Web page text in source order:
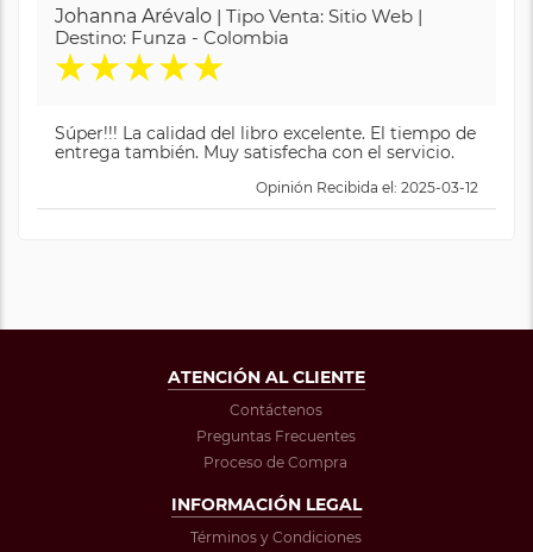
Johanna Arévalo | Tipo Venta: Sitio Web |
Destino: Funza - Colombia
★★★★★
Súper!!! La calidad del libro excelente. El tiempo de
entrega también. Muy satisfecha con el servicio.
Opinión Recibida el: 2025-03-12
ATENCIÓN AL CLIENTE
Contáctenos
Preguntas Frecuentes
Proceso de Compra
INFORMACIÓN LEGAL
Términos y Condiciones